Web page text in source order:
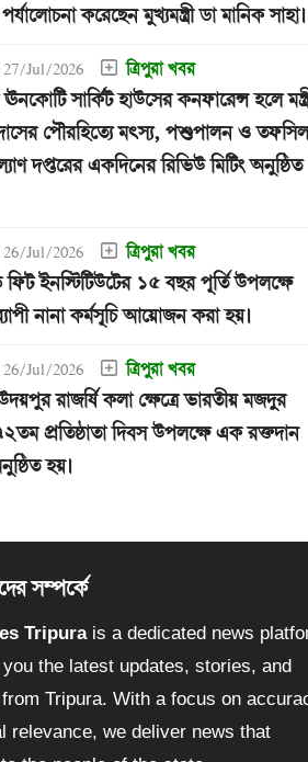
করেছেন মুখ্যমন্ত্রী ডা মানিক সাহা।
27/Jul/2026 ত্রিপুরা খবর
সার্কিট হাউসের কনফারেন্স হলে
পৌরহিত্যে মৎস্য, পশুপালন ও তফসিল
দপ্তরের একদিনের রিভিউ মিটিং অনুষ্ঠিত
26/Jul/2026 ত্রিপুরা খবর
ফিট ইনস্টিটিউটের ১৫ বছর পূর্তি উপলক্ষে
নানা কর্মসূচি আয়োজন করা হয়।
26/Jul/2026 ত্রিপুরা খবর
রাজর্ষি কলা ক্ষেত্রে ভারতীয় মজদুর
প্রতিষ্ঠাতা দিবস উপলক্ষে এক রক্তদান
হয়।
সম্পর্কে
Tripurais a dedicated news
you the latest updates, stories, and
Tripura. With a focus on
relevance, we deliver news that